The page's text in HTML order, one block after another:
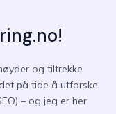
og tiltrekke
på tide å utforske
– og jeg er her